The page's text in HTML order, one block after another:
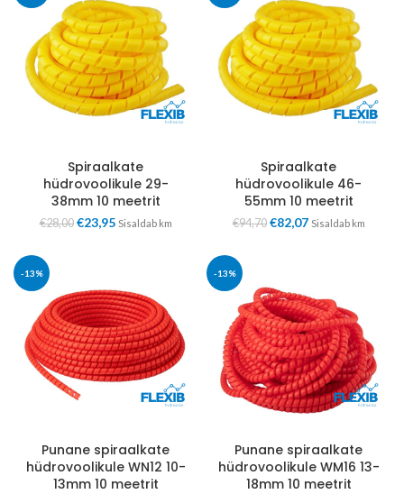
Spiraalkate
hüdrovoolikule 29-
38mm 10 meetrit
€28,00 €23,95 Sisaldab km
Spiraalkate
hüdrovoolikule 46-
55mm 10 meetrit
€94,70 €82,07 Sisaldab km
-13%
Punane spiraalkate
hüdrovoolikule WN12 10-
13mm 10 meetrit
-13%
Punane spiraalkate
hüdrovoolikule WM16 13-
18mm 10 meetrit